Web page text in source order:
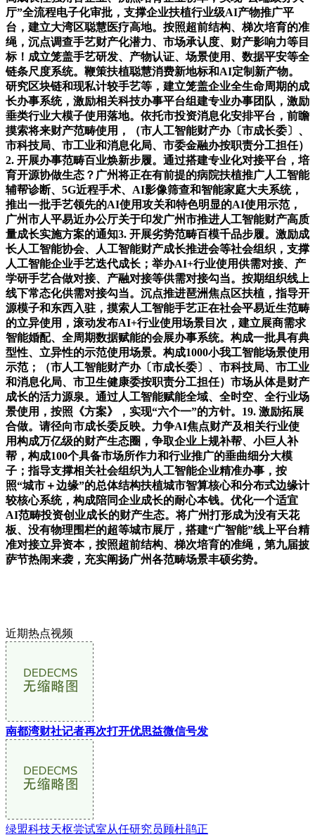
近期热点视频
南都湾财社记者再次打开优思益微信号发
绿盟科技天枢尝试室从任研究员顾杜鹃正